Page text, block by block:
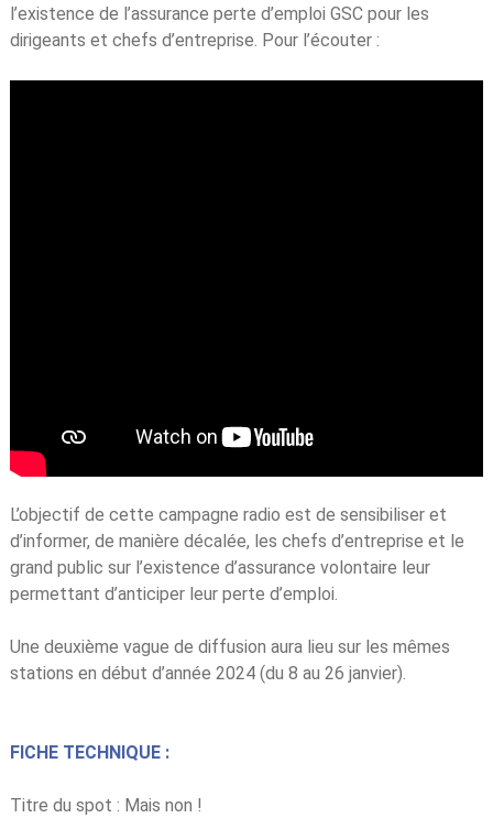
l’existence de l’assurance perte d’emploi GSC pour les
dirigeants et chefs d’entreprise. Pour l’écouter :
L’objectif de cette campagne radio est de sensibiliser et
d’informer, de manière décalée, les chefs d’entreprise et le
grand public sur l’existence d’assurance volontaire leur
permettant d’anticiper leur perte d’emploi.
Une deuxième vague de diffusion aura lieu sur les mêmes
stations en début d’année 2024 (du 8 au 26 janvier).
FICHE TECHNIQUE :
Titre du spot : Mais non !